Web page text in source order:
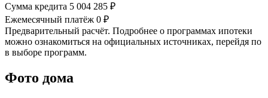
Сумма кредита 5 004 285 ₽
Ежемесячный платёж 0 ₽
Предварительный расчёт. Подробнее о программах ипотеки
можно ознакомиться на официальных источниках, перейдя по
в выборе программ.
Фото дома